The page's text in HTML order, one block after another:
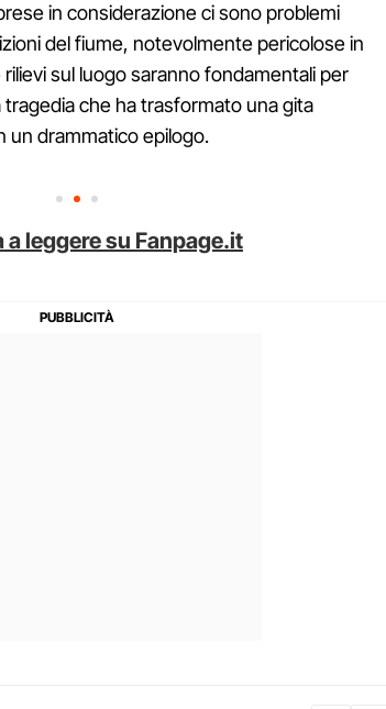
in considerazione ci sono problemi
del fiume, notevolmente pericolose in
sul luogo saranno fondamentali per
tragedia che ha trasformato una gita
un drammatico epilogo.
a leggere su Fanpage.it